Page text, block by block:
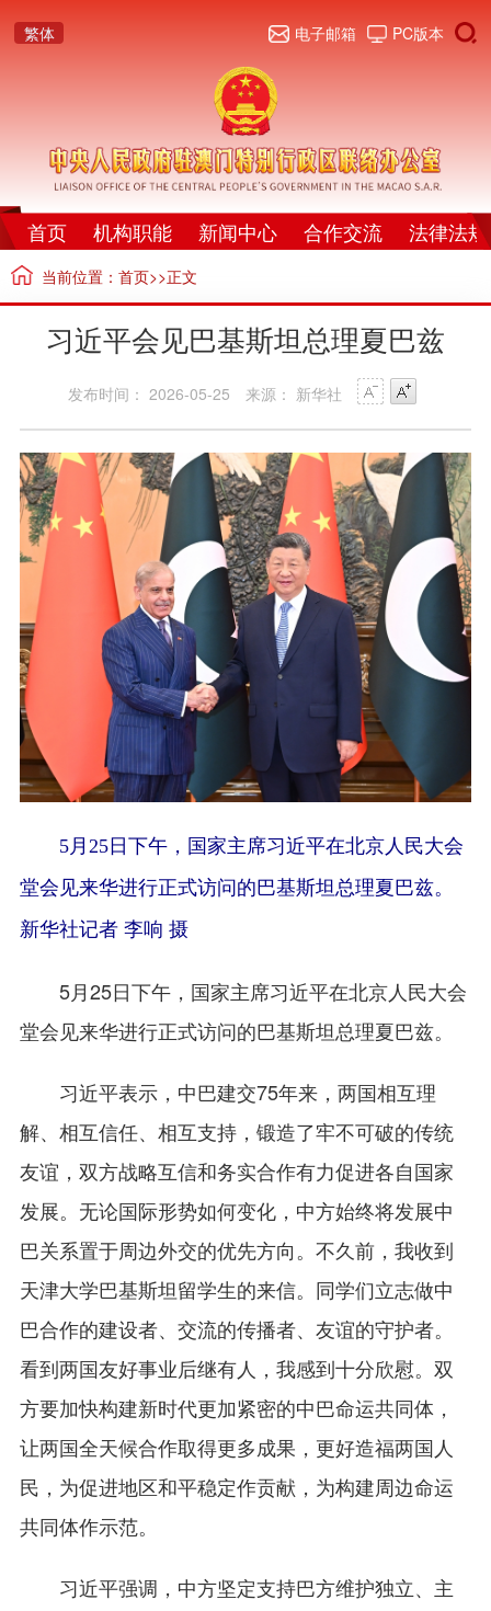
繁体 PC版本
电子邮箱
首页 机构职能 新闻中心 合作交流 法律法规
当前位置： 首页>>正文
习近平会见巴基斯坦总理夏巴兹
发布时间： 2026-05-25 来源： 新华社
5月25日下午，国家主席习近平在北京人民大会
堂会见来华进行正式访问的巴基斯坦总理夏巴兹。
新华社记者 李响 摄
5月25日下午，国家主席习近平在北京人民大会
堂会见来华进行正式访问的巴基斯坦总理夏巴兹。
习近平表示，中巴建交75年来，两国相互理
解、相互信任、相互支持，锻造了牢不可破的传统
友谊，双方战略互信和务实合作有力促进各自国家
发展。无论国际形势如何变化，中方始终将发展中
巴关系置于周边外交的优先方向。不久前，我收到
天津大学巴基斯坦留学生的来信。同学们立志做中
巴合作的建设者、交流的传播者、友谊的守护者。
看到两国友好事业后继有人，我感到十分欣慰。双
方要加快构建新时代更加紧密的中巴命运共同体，
让两国全天候合作取得更多成果，更好造福两国人
民，为促进地区和平稳定作贡献，为构建周边命运
共同体作示范。
习近平强调，中方坚定支持巴方维护独立、主